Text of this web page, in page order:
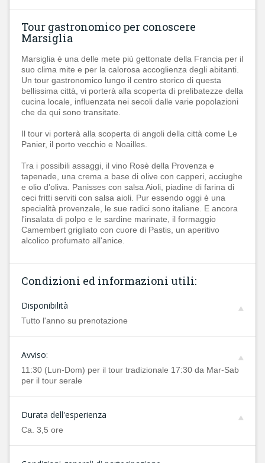
Tour gastronomico per conoscere
Marsiglia
Marsiglia è una delle mete più gettonate della Francia per il
suo clima mite e per la calorosa accoglienza degli abitanti.
Un tour gastronomico lungo il centro storico di questa
bellissima città, vi porterà alla scoperta di prelibatezze della
cucina locale, influenzata nei secoli dalle varie popolazioni
che da qui sono transitate.
Il tour vi porterà alla scoperta di angoli della città come Le
Panier, il porto vecchio e Noailles.
Tra i possibili assaggi, il vino Rosè della Provenza e
tapenade, una crema a base di olive con capperi, acciughe
e olio d'oliva. Panisses con salsa Aioli, piadine di farina di
ceci fritti serviti con salsa aioli. Pur essendo oggi è una
specialità provenzale, le sue radici sono italiane. E ancora
l'insalata di polpo e le sardine marinate, il formaggio
Camembert grigliato con cuore di Pastis, un aperitivo
alcolico profumato all'anice.
Condizioni ed informazioni utili:
Disponibilità
Tutto l'anno su prenotazione
Avviso:
11:30 (Lun-Dom) per il tour tradizionale 17:30 da Mar-Sab
per il tour serale
Durata dell'esperienza
Ca. 3,5 ore